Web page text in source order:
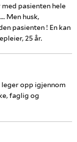
pasienten hele
Men husk,
pasienten ! En kan
25 år.
leger opp igjennom
faglig og